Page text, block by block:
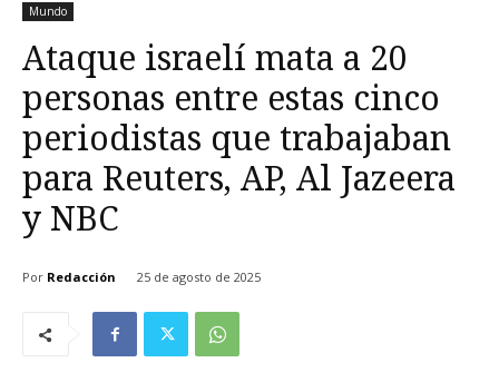
Mundo
Ataque israelí mata a 20
personas entre estas cinco
periodistas que trabajaban
para Reuters, AP, Al Jazeera
y NBC
Por Redacción 25 de agosto de 2025